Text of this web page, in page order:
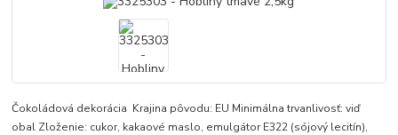
Čokoládová dekorácia Krajina pôvodu: EU Minimálna trvanlivosť: viď
obal Zloženie: cukor, kakaové maslo, emulgátor E322 (sójový lecitín),